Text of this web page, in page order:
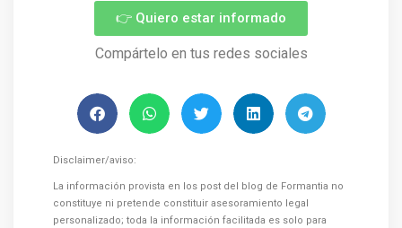
👉 Quiero estar informado
Compártelo en tus redes sociales
Disclaimer/aviso:
La información provista en los post del blog de Formantia no
constituye ni pretende constituir asesoramiento legal
personalizado; toda la información facilitada es solo para